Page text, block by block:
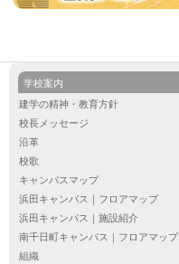
学校案内
建学の精神・教育方針
校長メッセージ
沿革
校歌
キャンパスマップ
浜田キャンパス｜フロアマップ
浜田キャンパス｜施設紹介
南千日町キャンパス｜フロアマップ
組織